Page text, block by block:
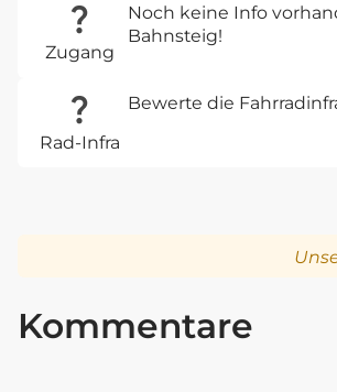
Zugang
Noch keine Info
Bahnsteig!
Rad-Infra
Bewerte die
Kommentare